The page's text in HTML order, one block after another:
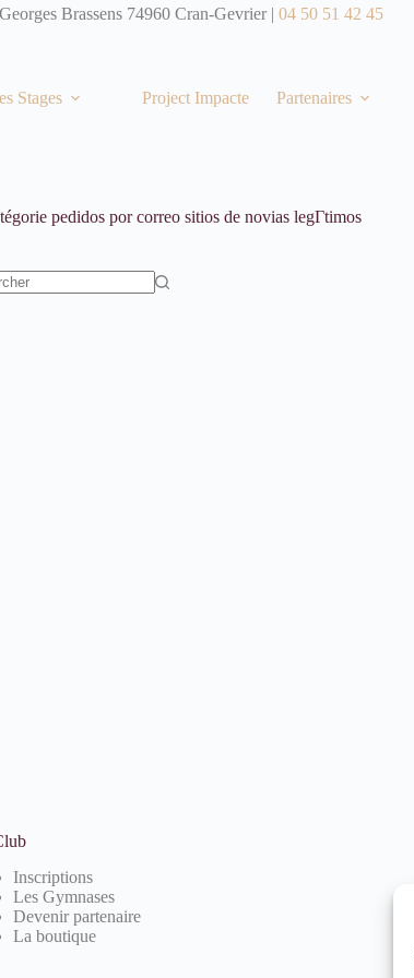
Brassens 74960 Cran-Gevrier | 04 50 51 42 45
Stages Project Impacte Partenaires
pedidos por correo sitios de novias legГ­timos
Inscriptions
Les Gymnases
Devenir partenaire
La boutique